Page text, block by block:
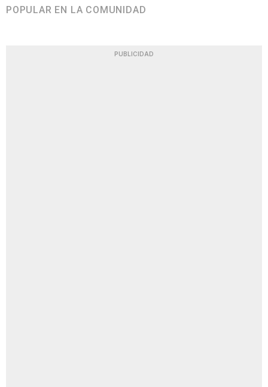
POPULAR EN LA COMUNIDAD
PUBLICIDAD